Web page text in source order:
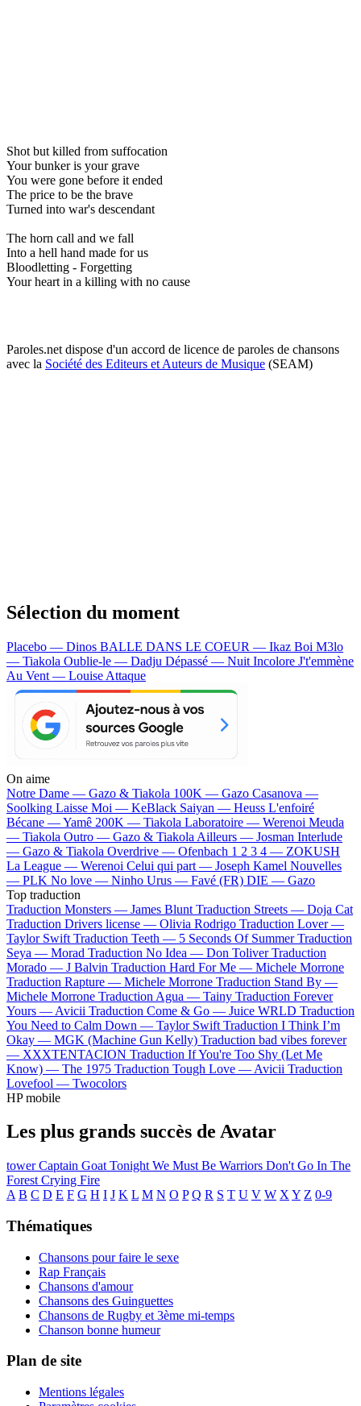
Shot but killed from suffocation
Your bunker is your grave
You were gone before it ended
The price to be the brave
Turned into war's descendant
The horn call and we fall
Into a hell hand made for us
Bloodletting - Forgetting
Your heart in a killing with no cause
Paroles.net dispose d'un accord de licence de paroles de chansons
avec la Société des Editeurs et Auteurs de Musique (SEAM)
Sélection du moment
Placebo — Dinos BALLE DANS LE COEUR — Ikaz Boi M3lo
— Tiakola Oublie-le — Dadju Dépassé — Nuit Incolore J't'emmène
Au Vent — Louise Attaque
On aime
Notre Dame — Gazo & Tiakola 100K — Gazo Casanova —
Soolking Laisse Moi — KeBlack Saiyan — Heuss L'enfoiré
Bécane —Yamê 200K — Tiakola Laboratoire — Werenoi Meuda
— Tiakola Outro — Gazo & Tiakola Ailleurs — Josman Interlude
— Gazo & Tiakola Overdrive — Ofenbach 1 2 3 4 — ZOKUSH
La League — Werenoi Celui qui part — Joseph Kamel Nouvelles
— PLK No love — Ninho Urus — Favé (FR) DIE — Gazo
Top traduction
Traduction Monsters — James Blunt Traduction Streets — Doja Cat
Traduction Drivers license — Olivia Rodrigo Traduction Lover —
Taylor Swift Traduction Teeth — 5 Seconds Of Summer Traduction
Seya — Morad Traduction No Idea — Don Toliver Traduction
Morado — J Balvin Traduction Hard For Me — Michele Morrone
Traduction Rapture — Michele Morrone Traduction Stand By —
Michele Morrone Traduction Agua — Tainy Traduction Forever
Yours — Avicii Traduction Come & Go — Juice WRLD Traduction
You Need to Calm Down — Taylor Swift Traduction I Think I’m
Okay — MGK (Machine Gun Kelly) Traduction bad vibes forever
— XXXTENTACION Traduction If You're Too Shy (Let Me
Know) — The 1975 Traduction Tough Love — Avicii Traduction
Lovefool — Twocolors
HP mobile
Les plus grands succès de Avatar
towerCaptain Goat Tonight We Must Be Warriors Don't Go In The
Forest Crying Fire
A B C D E F G H I J K L M N O P Q R S T U V W X Y Z 0-9
Thématiques
Chansons pour faire le sexe
Rap Français
Chansons d'amour
Chansons des Guinguettes
Chansons de Rugby et 3ème mi-temps
Chanson bonne humeur
Plan de site
Mentions légales